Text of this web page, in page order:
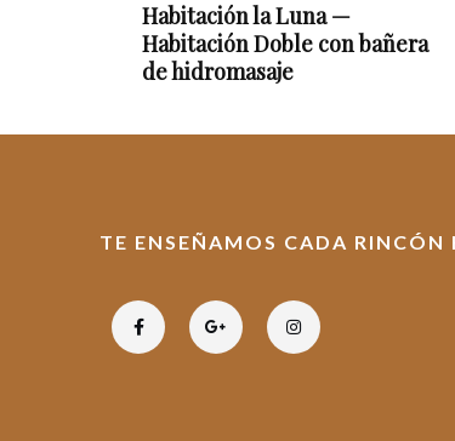
Habitación la Luna —
Habitación Doble con bañera
de hidromasaje
TE ENSEÑAMOS CADA RINCÓN